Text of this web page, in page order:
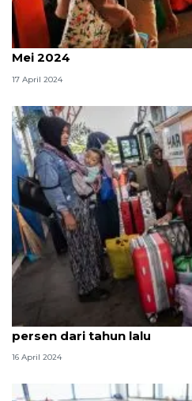
DKI mendata pendatang
Mei 2024
17 April 2024
Penumpang tiba di Jakarta
persen dari tahun lalu
16 April 2024